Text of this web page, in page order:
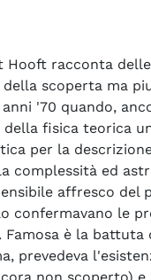
racconta
scoperta ma
'70 quando,
fisica teorica
per la
complessità ed
affresco
le
è la
prevedeva